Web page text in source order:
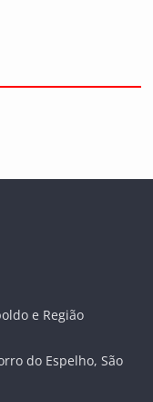
e Região
do Espelho, São